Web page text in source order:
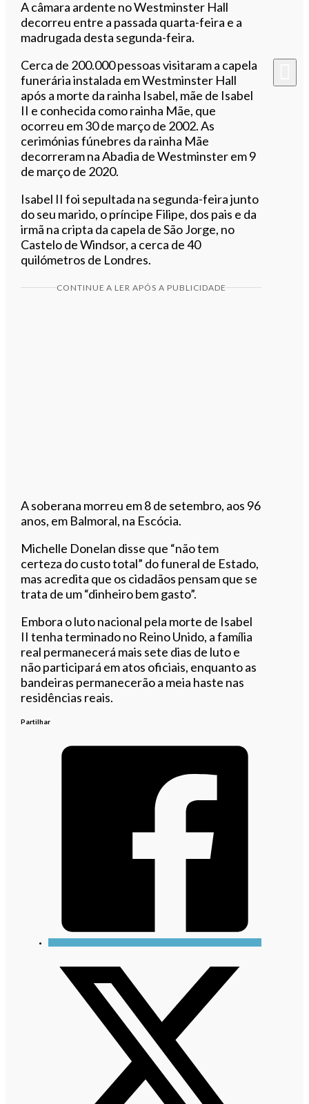
A câmara ardente no Westminster Hall
decorreu entre a passada quarta-feira e a
madrugada desta segunda-feira.
Cerca de 200.000 pessoas visitaram a capela
funerária instalada em Westminster Hall
após a morte da rainha Isabel, mãe de Isabel
II e conhecida como rainha Mãe, que
ocorreu em 30 de março de 2002. As
cerimónias fúnebres da rainha Mãe
decorreram na Abadia de Westminster em 9
de março de 2020.
Isabel II foi sepultada na segunda-feira junto
do seu marido, o príncipe Filipe, dos pais e da
irmã na cripta da capela de São Jorge, no
Castelo de Windsor, a cerca de 40
quilómetros de Londres.
CONTINUE A LER APÓS A PUBLICIDADE
A soberana morreu em 8 de setembro, aos 96
anos, em Balmoral, na Escócia.
Michelle Donelan disse que “não tem
certeza do custo total” do funeral de Estado,
mas acredita que os cidadãos pensam que se
trata de um “dinheiro bem gasto”.
Embora o luto nacional pela morte de Isabel
II tenha terminado no Reino Unido, a família
real permanecerá mais sete dias de luto e
não participará em atos oficiais, enquanto as
bandeiras permanecerão a meia haste nas
residências reais.
Partilhar